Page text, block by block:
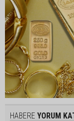
HABERE YORUM